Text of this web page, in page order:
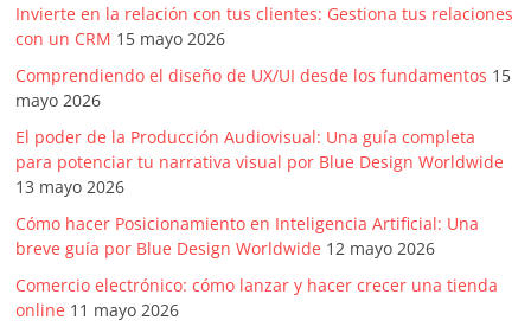
Invierte en la relación con tus clientes: Gestiona tus relaciones
con un CRM 15 mayo 2026
Comprendiendo el diseño de UX/UI desde los fundamentos 15
mayo 2026
El poder de la Producción Audiovisual: Una guía completa
para potenciar tu narrativa visual por Blue Design Worldwide
13 mayo 2026
Cómo hacer Posicionamiento en Inteligencia Artificial: Una
breve guía por Blue Design Worldwide 12 mayo 2026
Comercio electrónico: cómo lanzar y hacer crecer una tienda
online 11 mayo 2026